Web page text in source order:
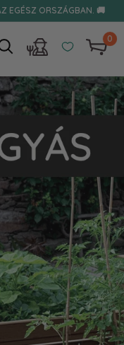
EGÉSZ ORSZÁGBAN. 🚚
0